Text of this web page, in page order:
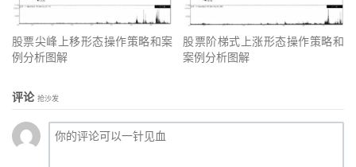
股票尖峰上移形态操作策略和案
例分析图解
股票阶梯式上涨形态操作策略和
案例分析图解
评论 抢沙发